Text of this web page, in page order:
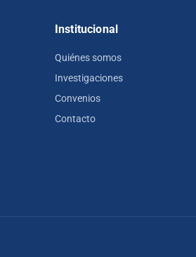
Institucional
Quiénes somos
Investigaciones
Convenios
Contacto